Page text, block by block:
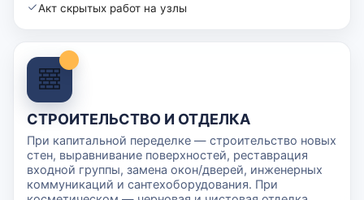
Акт скрытых работ на узлы
СТРОИТЕЛЬСТВО И ОТДЕЛКА
При капитальной переделке — строительство новых
стен, выравнивание поверхностей, реставрация
входной группы, замена окон/дверей, инженерных
коммуникаций и сантехоборудования. При